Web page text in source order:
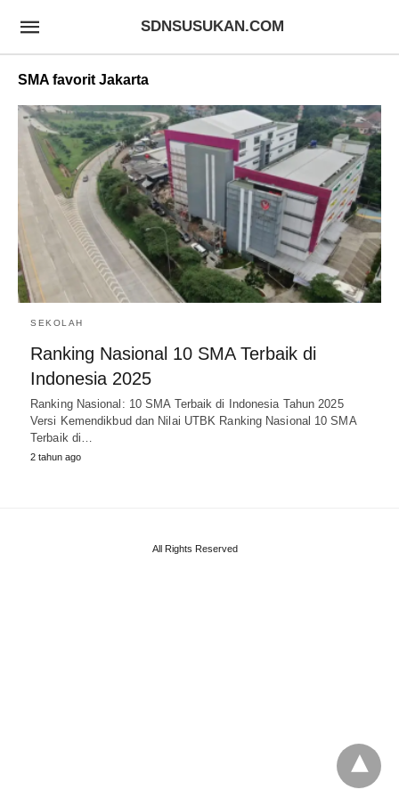
SDNSUSUKAN.COM
SMA favorit Jakarta
SEKOLAH
Ranking Nasional 10 SMA Terbaik di
Indonesia 2025
Ranking Nasional: 10 SMA Terbaik di Indonesia Tahun 2025
Versi Kemendikbud dan Nilai UTBK Ranking Nasional 10 SMA
Terbaik di…
2 tahun ago
All Rights Reserved